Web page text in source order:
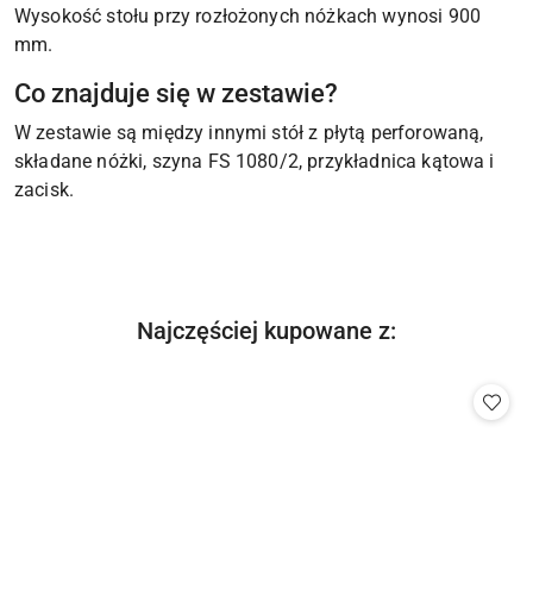
Wysokość stołu przy rozłożonych nóżkach wynosi 900
mm.
Co znajduje się w zestawie?
W zestawie są między innymi stół z płytą perforowaną,
składane nóżki, szyna FS 1080/2, przykładnica kątowa i
zacisk.
Pomiń karuzelę produktów
Produkty
Najczęściej kupowane z: